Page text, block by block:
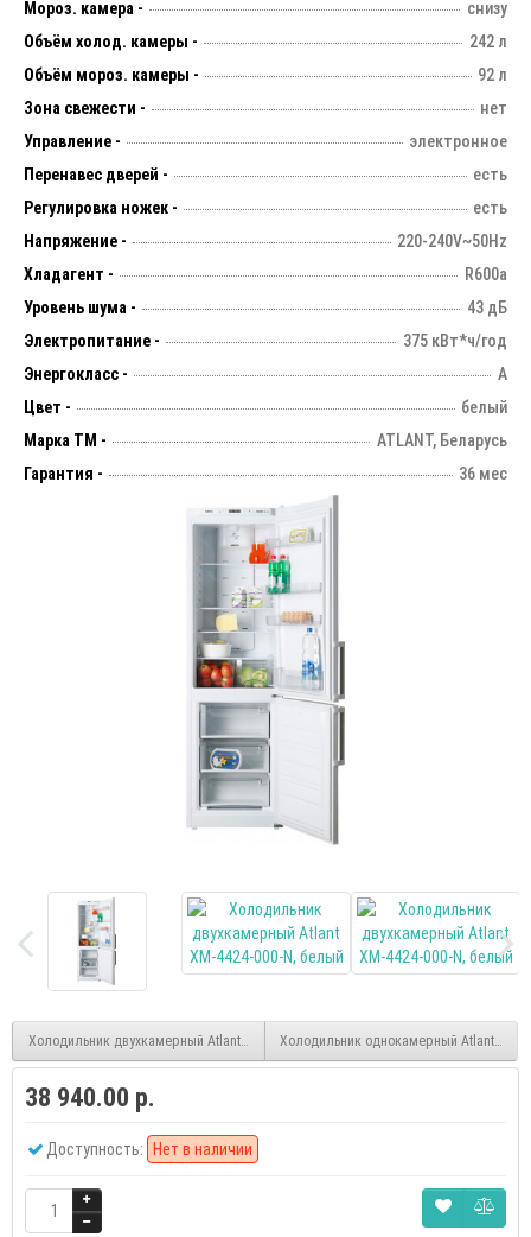
Мороз. камера -
снизу
Объём холод. камеры -
242 л
Объём мороз. камеры -
92 л
Зона свежести -
нет
Управление -
электронное
Перенавес дверей -
есть
Регулировка ножек -
есть
Напряжение -
220-240V~50Hz
Хладагент -
R600a
Уровень шума -
43 дБ
Электропитание -
375 кВт*ч/год
Энергокласс -
А
Цвет -
белый
Марка ТМ -
ATLANT, Беларусь
Гарантия -
36 мес
Холодильник двухкамерный Atlant XM-4421-080-N, серебристый
Холодильник однокамерный Atlant МХ-
38 940.00 р.
Доступность: Нет в наличии